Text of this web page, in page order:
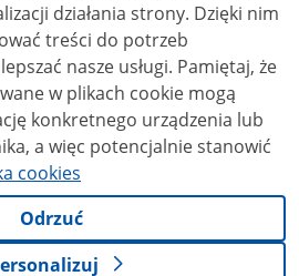
strony. Dzięki nim
treści do potrzeb
usługi. Pamiętaj, że
w plikach cookie mogą
konkretnego urządzenia lub
a więc potencjalnie stanowić
cookies
Odrzuć